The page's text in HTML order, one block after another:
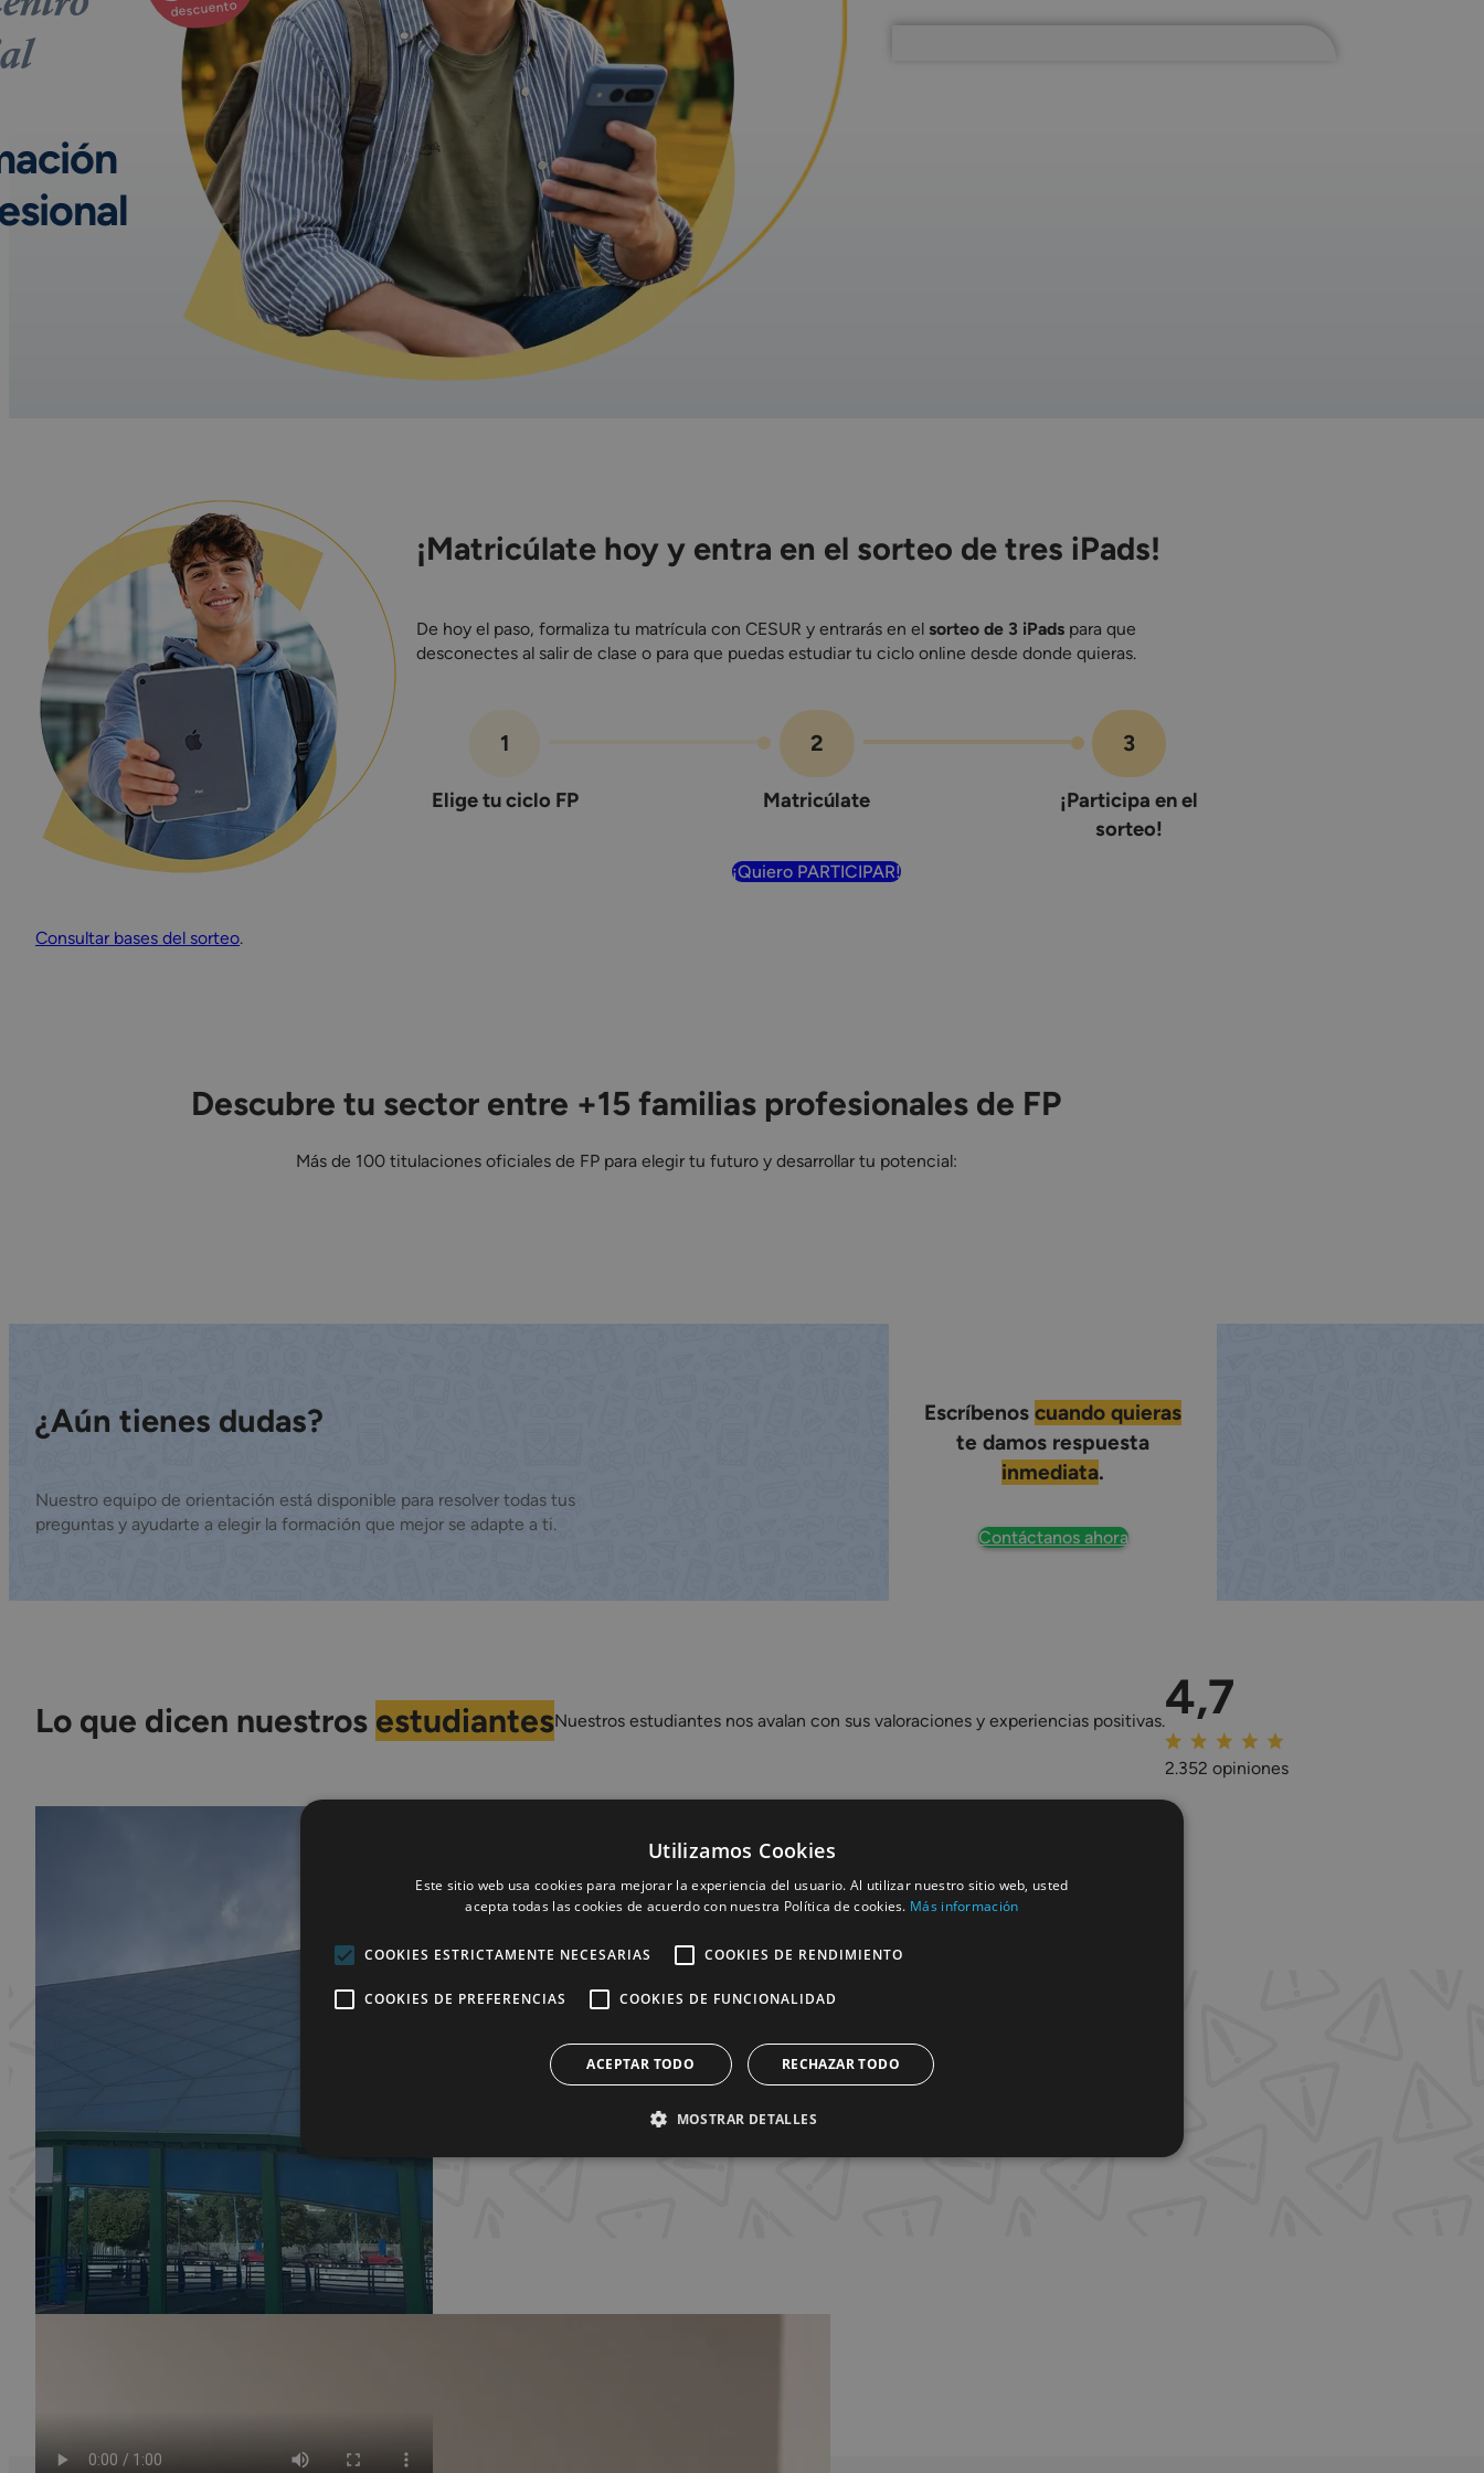
descuento
¡Matricúlate hoy y entra en el sorteo de tres iPads!
De hoy el paso, formaliza tu matrícula con CESUR y entrarás en el sorteo de 3 iPads para que
desconectes al salir de clase o para que puedas estudiar tu ciclo online desde donde quieras.
1
Elige tu ciclo FP
2
Matricúlate
3
¡Participa en el
sorteo!
¡Quiero PARTICIPAR!
Consultar bases del sorteo.
Descubre tu sector entre +15 familias profesionales de FP
Más de 100 titulaciones oficiales de FP para elegir tu futuro y desarrollar tu potencial:
¿Aún tienes dudas?
Nuestro equipo de orientación está disponible para resolver todas tus
preguntas y ayudarte a elegir la formación que mejor se adapte a ti.
Escríbenos cuando quieras
te damos respuesta
inmediata.
Contáctanos ahora
Lo que dicen nuestros estudiantesNuestros estudiantes nos avalan con sus valoraciones y experiencias positivas.4,7
2.352 opiniones
Utilizamos Cookies
Este sitio web usa cookies para mejorar la experiencia del usuario. Al utilizar nuestro sitio web, usted
acepta todas las cookies de acuerdo con nuestra Política de cookies. Más información
COOKIES ESTRICTAMENTE NECESARIAS COOKIES DE RENDIMIENTO
COOKIES DE PREFERENCIAS COOKIES DE FUNCIONALIDAD
ACEPTAR TODO RECHAZAR TODO
MOSTRAR DETALLES